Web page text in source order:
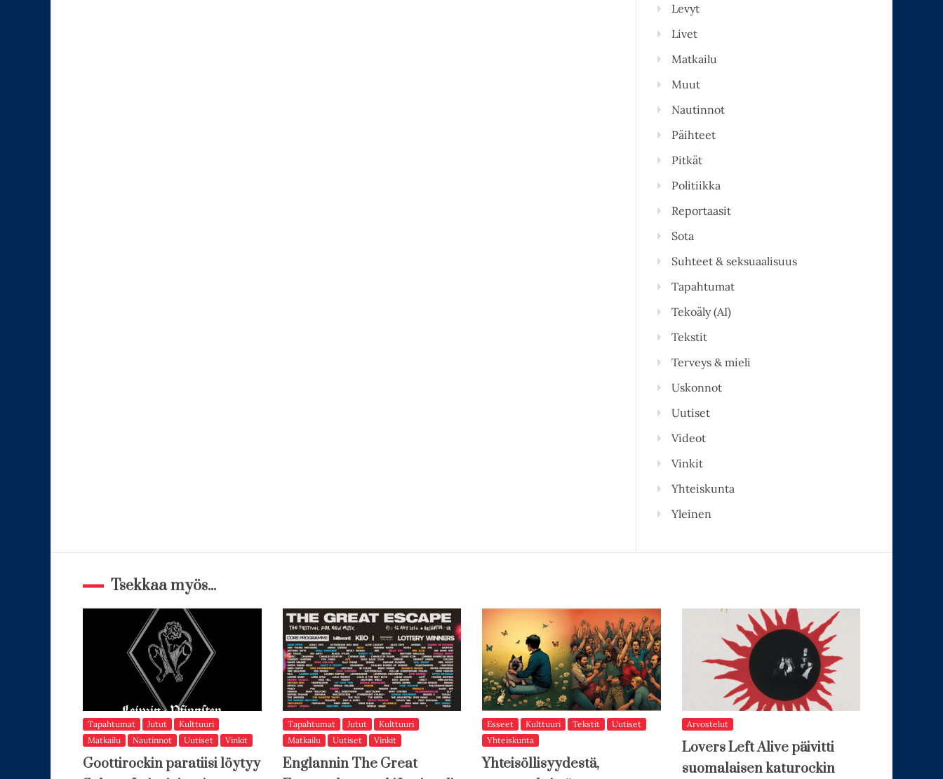
Levyt
Livet
Matkailu
Muut
Nautinnot
Päihteet
Pitkät
Politiikka
Reportaasit
Sota
Suhteet & seksuaalisuus
Tapahtumat
Tekoäly (AI)
Tekstit
Terveys & mieli
Uskonnot
Uutiset
Videot
Vinkit
Yhteiskunta
Yleinen
Tsekkaa myös...
Tapahtumat Jutut
Kulttuuri
Matkailu
Nautinnot Uutiset Vinkit
Goottirockin paratiisi löytyy
Tapahtumat Jutut
Kulttuuri
Matkailu
Uutiset Vinkit
Englannin The Great
Esseet Kulttuuri Tekstit
Uutiset
Yhteiskunta
Yhteisöllisyydestä,
Arvostelut
Lovers Left Alive päivitti
suomalaisen katurockin